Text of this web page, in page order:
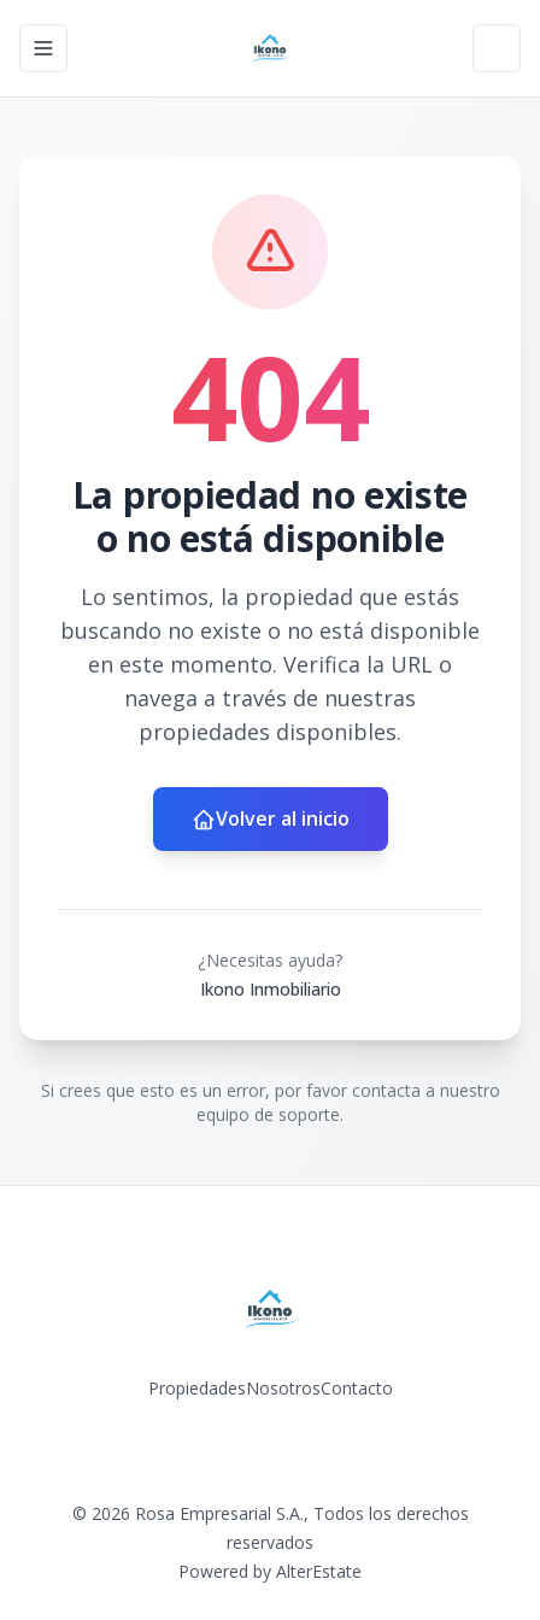
Toggle navigation menu
404
La propiedad no existe
o no está disponible
Lo sentimos, la propiedad que estás
buscando no existe o no está disponible
en este momento. Verifica la URL o
navega a través de nuestras
propiedades disponibles.
Volver al inicio
¿Necesitas ayuda?
Ikono Inmobiliario
Si crees que esto es un error, por favor contacta a nuestro
equipo de soporte.
PropiedadesNosotrosContacto
© 2026 Rosa Empresarial S.A., Todos los derechos
reservados
Powered by AlterEstate